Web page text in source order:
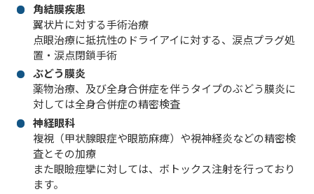
角結膜疾患
翼状片に対する手術治療
点眼治療に抵抗性のドライアイに対する、涙点プラグ処
置・涙点閉鎖手術
ぶどう膜炎
薬物治療、及び全身合併症を伴うタイプのぶどう膜炎に
対しては全身合併症の精密検査
神経眼科
複視（甲状腺眼症や眼筋麻痺）や視神経炎などの精密検
査とその加療
また眼瞼痙攣に対しては、ボトックス注射を行っており
ます。